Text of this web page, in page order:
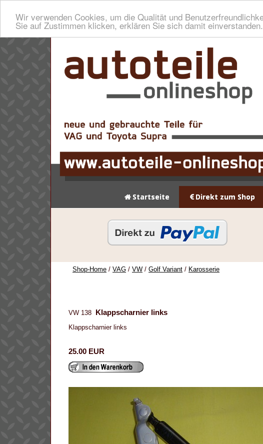
Wir verwenden Cookies, um die Qualität und
Sie auf Zustimmen klicken, erklären Sie sich damit einverstanden.
Startseite Direkt zum Shop
Shop-Home / VAG / VW / Golf Variant / Karosserie
VW 138 Klappscharnier links
Klappscharnier links
25.00 EUR